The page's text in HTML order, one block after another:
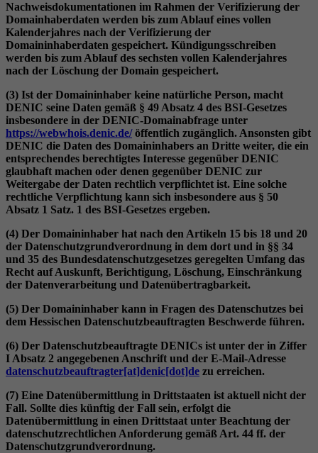
Nachweisdokumentationen im Rahmen der Verifizierung der
Domainhaberdaten werden bis zum Ablauf eines vollen
Kalenderjahres nach der Verifizierung der
Domaininhaberdaten gespeichert. Kündigungsschreiben
werden bis zum Ablauf des sechsten vollen Kalenderjahres
nach der Löschung der Domain gespeichert.
(3) Ist der Domaininhaber keine natürliche Person, macht
DENIC seine Daten gemäß § 49 Absatz 4 des BSI-Gesetzes
insbesondere in der DENIC-Domainabfrage unter
https://webwhois.denic.de/ öffentlich zugänglich. Ansonsten gibt
DENIC die Daten des Domaininhabers an Dritte weiter, die ein
entsprechendes berechtigtes Interesse gegenüber DENIC
glaubhaft machen oder denen gegenüber DENIC zur
Weitergabe der Daten rechtlich verpflichtet ist. Eine solche
rechtliche Verpflichtung kann sich insbesondere aus § 50
Absatz 1 Satz. 1 des BSI-Gesetzes ergeben.
(4) Der Domaininhaber hat nach den Artikeln 15 bis 18 und 20
der Datenschutzgrundverordnung in dem dort und in §§ 34
und 35 des Bundesdatenschutzgesetzes geregelten Umfang das
Recht auf Auskunft, Berichtigung, Löschung, Einschränkung
der Datenverarbeitung und Datenübertragbarkeit.
(5) Der Domaininhaber kann in Fragen des Datenschutzes bei
dem Hessischen Datenschutzbeauftragten Beschwerde führen.
(6) Der Datenschutzbeauftragte DENICs ist unter der in Ziffer
I Absatz 2 angegebenen Anschrift und der E-Mail-Adresse
datenschutzbeauftragter[at]denic[dot]de zu erreichen.
(7) Eine Datenübermittlung in Drittstaaten ist aktuell nicht der
Fall. Sollte dies künftig der Fall sein, erfolgt die
Datenübermittlung in einen Drittstaat unter Beachtung der
datenschutzrechtlichen Anforderung gemäß Art. 44 ff. der
Datenschutzgrundverordnung.